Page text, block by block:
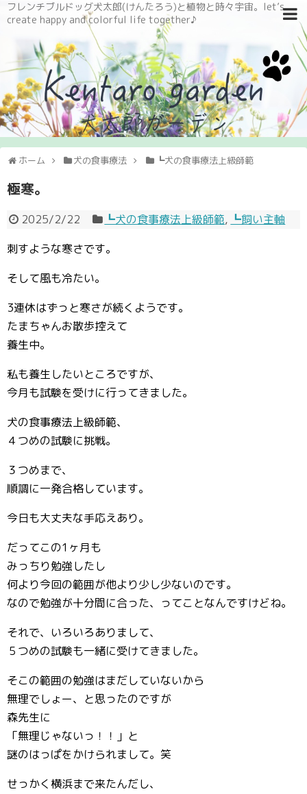
フレンチブルドッグ犬太郎(けんたろう)と植物と時々宇宙。let’s
create happy and colorful life together♪
ホーム 犬の食事療法 ┗犬の食事療法上級師範
極寒。
2025/2/22 ┗犬の食事療法上級師範, ┗飼い主軸
刺すような寒さです。
そして風も冷たい。
3連休はずっと寒さが続くようです。
たまちゃんお散歩控えて
養生中。
私も養生したいところですが、
今月も試験を受けに行ってきました。
犬の食事療法上級師範、
４つめの試験に挑戦。
３つめまで、
順調に一発合格しています。
今日も大丈夫な手応えあり。
だってこの1ヶ月も
みっちり勉強したし
何より今回の範囲が他より少し少ないのです。
なので勉強が十分間に合った、ってことなんですけどね。
それで、いろいろありまして、
５つめの試験も一緒に受けてきました。
そこの範囲の勉強はまだしていないから
無理でしょー、と思ったのですが
森先生に
「無理じゃないっ！！」と
謎のはっぱをかけられまして。笑
せっかく横浜まで来たんだし、